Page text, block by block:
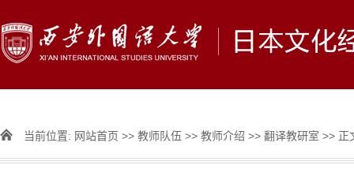
当前位置: 网站首页 >> 教师队伍 >> 教师介绍 >> 翻译教研室 >> 正